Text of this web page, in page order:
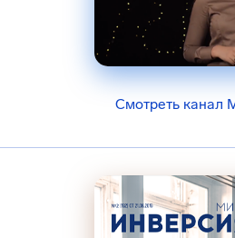
Смотреть канал